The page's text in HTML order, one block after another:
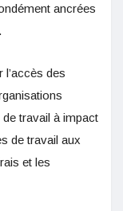
ancrées
des
travail à impact
de travail aux
et les